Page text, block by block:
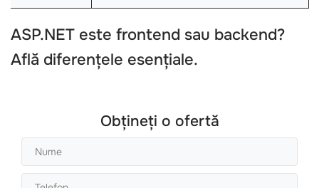
ASP.NET este frontend sau backend?
Află diferențele esențiale.
Obțineți o ofertă